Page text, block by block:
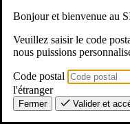
Bonjour et bienvenue au
Veuillez saisir le code
nous puissions
Code postal
l'étranger
Fermer Valider et